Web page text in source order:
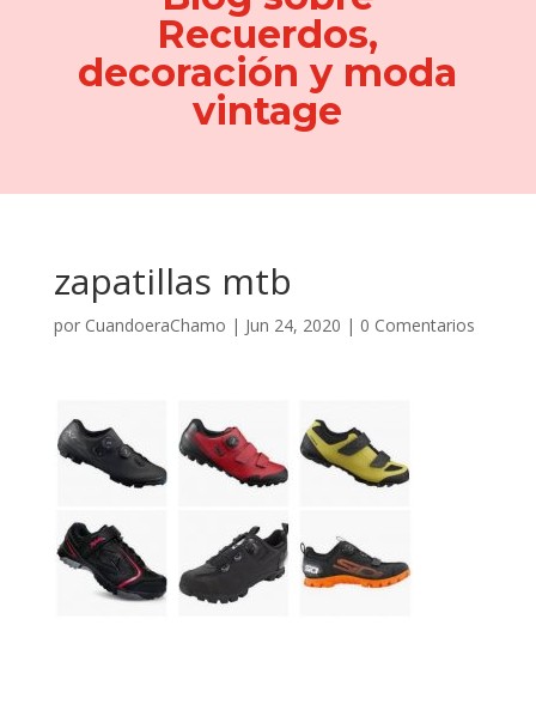
Recuerdos,
decoración y moda
vintage
zapatillas mtb
por CuandoeraChamo | Jun 24, 2020 | 0 Comentarios